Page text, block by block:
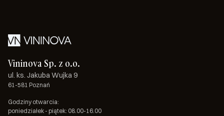
Vininova Sp. z o.o.
ul. ks. Jakuba Wujka 9
61-581 Poznań
Godziny otwarcia:
poniedziałek - piątek: 08.00-16.00